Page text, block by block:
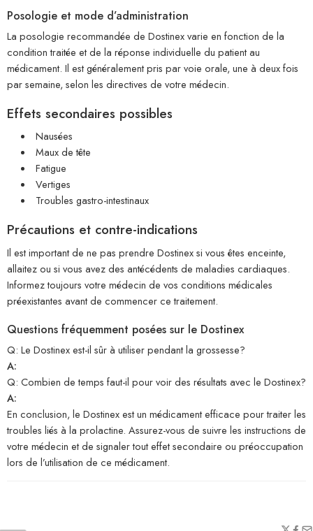
Posologie et mode d’administration
La posologie recommandée de Dostinex varie en fonction de la
condition traitée et de la réponse individuelle du patient au
médicament. Il est généralement pris par voie orale, une à deux fois
par semaine, selon les directives de votre médecin.
Effets secondaires possibles
Nausées
Maux de tête
Fatigue
Vertiges
Troubles gastro-intestinaux
Précautions et contre-indications
Il est important de ne pas prendre Dostinex si vous êtes enceinte,
allaitez ou si vous avez des antécédents de maladies cardiaques.
Informez toujours votre médecin de vos conditions médicales
préexistantes avant de commencer ce traitement.
Questions fréquemment posées sur le Dostinex
Q: Le Dostinex est-il sûr à utiliser pendant la grossesse?
A:
Q: Combien de temps faut-il pour voir des résultats avec le Dostinex?
A:
En conclusion, le Dostinex est un médicament efficace pour traiter les
troubles liés à la prolactine. Assurez-vous de suivre les instructions de
votre médecin et de signaler tout effet secondaire ou préoccupation
lors de l’utilisation de ce médicament.